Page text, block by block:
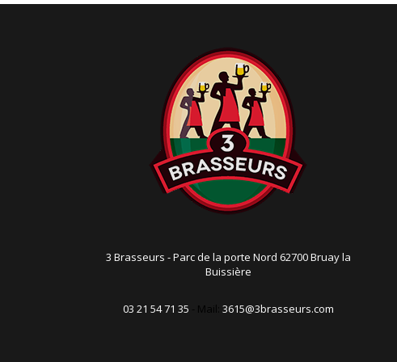
o
3 Brasseurs - Parc de la porte Nord 62700 Bruay la
Buissière
03 21 54 71 35 - Mail: 3615@3brasseurs.com